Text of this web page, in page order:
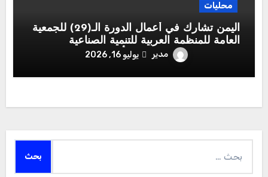
محليات
اليمن تشارك في أعمال الدورة الـ(29) للجمعية
العامة للمنظمة العربية للتنمية الصناعية
والتقييس والتعدين بوفد يرأسه وزير الصناعة
مدير يوليو 16, 2026
عن: